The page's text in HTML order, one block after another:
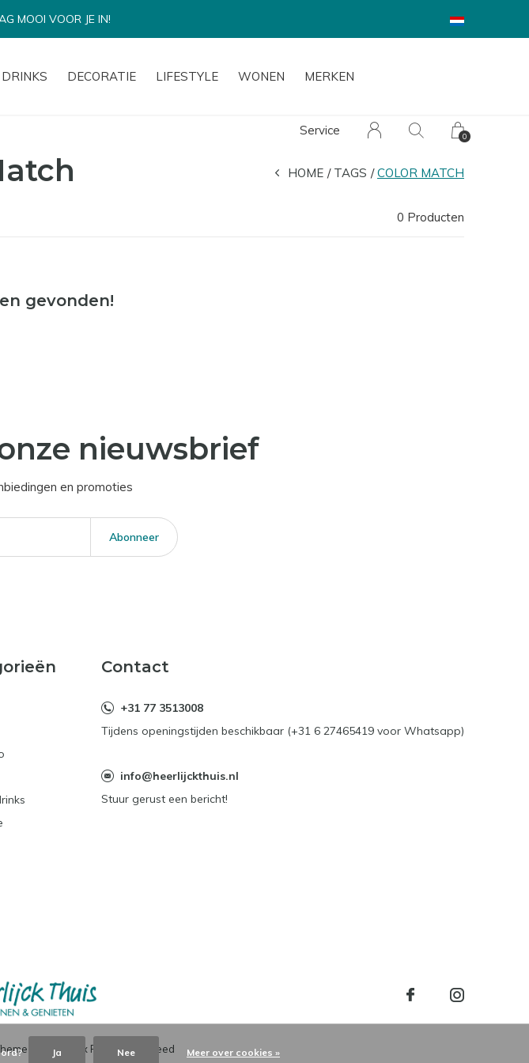
DECORATIE LIFESTYLE WONEN MERKEN
Service 0
MOOI VOOR JE IN!
HOME TAGS COLOR MATCH
0 Producten
gevonden!
nieuwsbrief
en promoties
Abonneer
Contact
+31 77 3513008
Tijdens openingstijden beschikbaar (+31 6 27465419 voor Whatsapp)
info@heerlijckthuis.nl
Stuur gerust een bericht!
By DMWS x Plus+ -RSS-feed
Ja Nee Meer over cookies »